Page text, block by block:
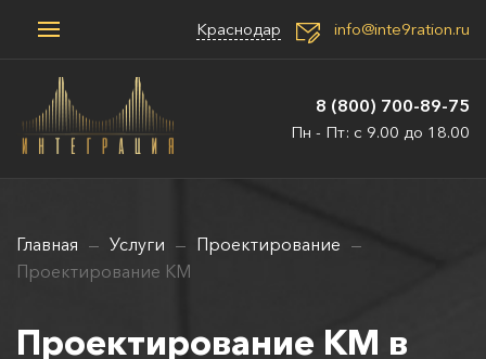
Краснодар info@inte9ration.ru
8 (800) 700-89-75
Пн - Пт: с 9.00 до 18.00
Главная Услуги
Проектирование
Проектирование КМ
Проектирование КМ в